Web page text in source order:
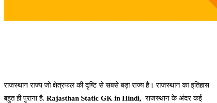
राजस्थान राज्य जो क्षेत्रफल की दृष्टि से सबसे बड़ा राज्य है। राजस्थान का इतिहास
बहुत ही पुराना है. Rajasthan Static GK in Hindi, राजस्थान के अंदर कई